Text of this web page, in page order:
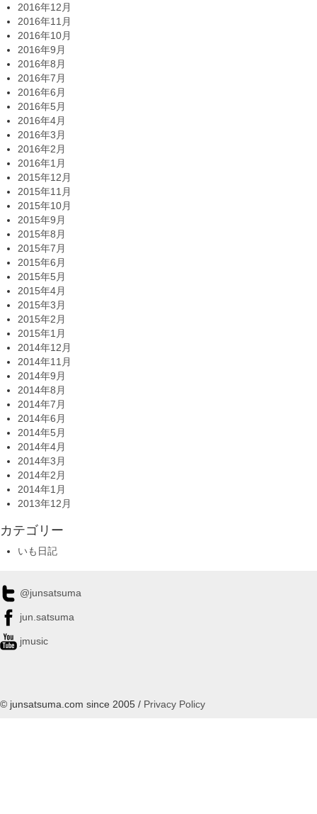
2016年12月
2016年11月
2016年10月
2016年9月
2016年8月
2016年7月
2016年6月
2016年5月
2016年4月
2016年3月
2016年2月
2016年1月
2015年12月
2015年11月
2015年10月
2015年9月
2015年8月
2015年7月
2015年6月
2015年5月
2015年4月
2015年3月
2015年2月
2015年1月
2014年12月
2014年11月
2014年9月
2014年8月
2014年7月
2014年6月
2014年5月
2014年4月
2014年3月
2014年2月
2014年1月
2013年12月
カテゴリー
いも日記
@junsatsuma
jun.satsuma
jmusic
© junsatsuma.com since 2005 / Privacy Policy